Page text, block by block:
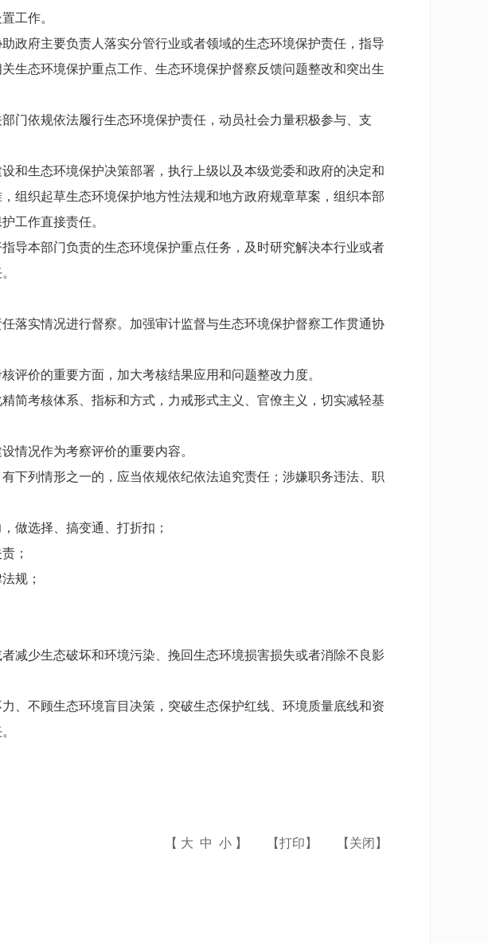
工作。
府主要负责人落实分管行业或者领域的生态环境保护责任，指导
生态环境保护重点工作、生态环境保护督察反馈问题整改和突出生
依规依法履行生态环境保护责任，动员社会力量积极参与、支
生态环境保护决策部署，执行上级以及本级党委和政府的决定和
组织起草生态环境保护地方性法规和地方政府规章草案，组织本部
工作直接责任。
本部门负责的生态环境保护重点任务，及时研究解决本行业或者
实情况进行督察。加强审计监督与生态环境保护督察工作贯通协
价的重要方面，加大考核结果应用和问题整改力度。
考核体系、指标和方式，力戒形式主义、官僚主义，切实减轻基
况作为考察评价的重要内容。
列情形之一的，应当依规依纪依法追究责任；涉嫌职务违法、职
做选择、搞变通、打折扣；
；
规；
少生态破坏和环境污染、挽回生态环境损害损失或者消除不良影
不顾生态环境盲目决策，突破生态保护红线、环境质量底线和资
【 大 中 小 】 【打印 】 【 关闭 】